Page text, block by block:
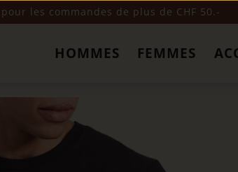
pour les commandes de plus de CHF 50.-
HOMMES FEMMES